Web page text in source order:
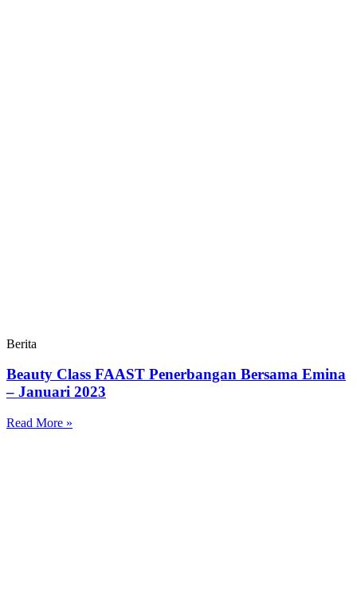
Berita
Beauty Class FAAST Penerbangan Bersama Emina
– Januari 2023
Read More »